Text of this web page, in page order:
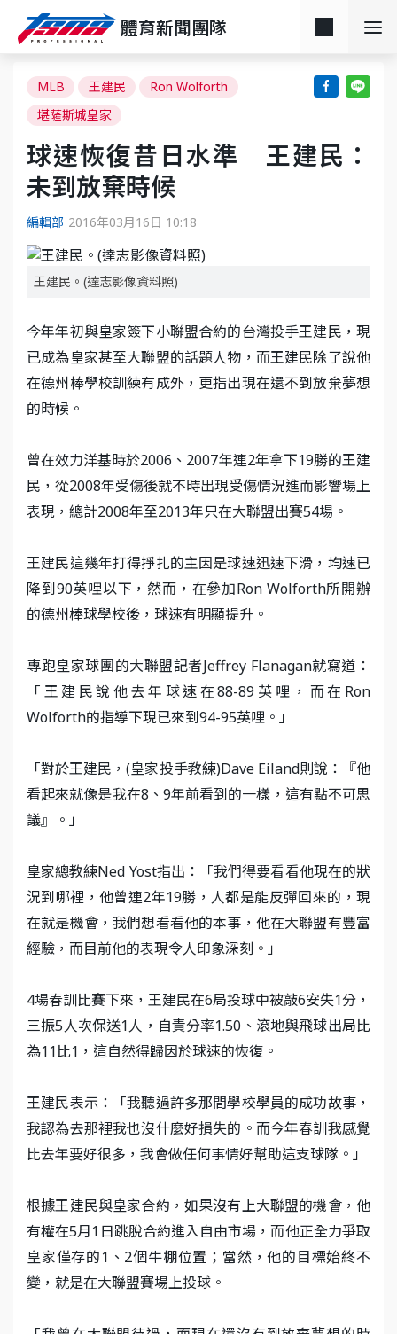
體育新聞團隊
MLB 王建民
Ron Wolforth
堪薩斯城皇家
球速恢復昔日水準 王建民：
未到放棄時候
編輯部 2016年03月16日 10:18
王建民。(達志影像資料照)
今年年初與皇家簽下小聯盟合約的台灣投手王建民，現
已成為皇家甚至大聯盟的話題人物，而王建民除了說他
在德州棒學校訓練有成外，更指出現在還不到放棄夢想
的時候。
曾在效力洋基時於2006、2007年連2年拿下19勝的王建
民，從2008年受傷後就不時出現受傷情況進而影響場上
表現，總計2008年至2013年只在大聯盟出賽54場。
王建民這幾年打得掙扎的主因是球速迅速下滑，均速已
降到90英哩以下，然而，在參加Ron Wolforth所開辦
的德州棒球學校後，球速有明顯提升。
專跑皇家球團的大聯盟記者Jeffrey Flanagan就寫道：
「王建民說他去年球速在88-89英哩，而在Ron
Wolforth的指導下現已來到94-95英哩。」
「對於王建民，(皇家投手教練)Dave Eiland則說：『他
看起來就像是我在8、9年前看到的一樣，這有點不可思
議』。」
皇家總教練Ned Yost指出：「我們得要看看他現在的狀
況到哪裡，他曾連2年19勝，人都是能反彈回來的，現
在就是機會，我們想看看他的本事，他在大聯盟有豐富
經驗，而目前他的表現令人印象深刻。」
4場春訓比賽下來，王建民在6局投球中被敲6安失1分，
三振5人次保送1人，自責分率1.50、滾地與飛球出局比
為11比1，這自然得歸因於球速的恢復。
王建民表示：「我聽過許多那間學校學員的成功故事，
我認為去那裡我也沒什麼好損失的。而今年春訓我感覺
比去年要好很多，我會做任何事情好幫助這支球隊。」
根據王建民與皇家合約，如果沒有上大聯盟的機會，他
有權在5月1日跳脫合約進入自由市場，而他正全力爭取
皇家僅存的1、2個牛棚位置；當然，他的目標始終不
變，就是在大聯盟賽場上投球。